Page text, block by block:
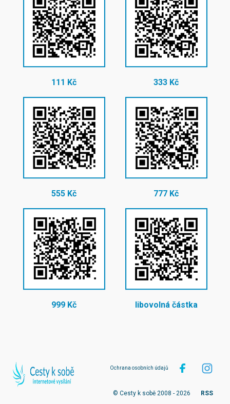
111 Kč 333 Kč
555 Kč 777 Kč
999 Kč libovolná částka
Ochrana osobních údajů
© Cesty k sobě 2008 - 2026 RSS